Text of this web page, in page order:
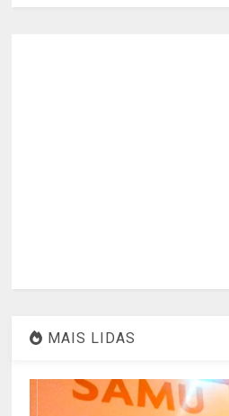
MAIS LIDAS